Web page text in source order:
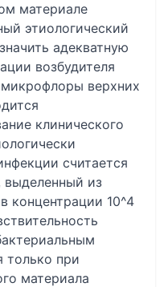
материале
этиологический
адекватную
возбудителя
верхних
клинического
считается
выделенный из
концентрации 10^4
только при
материала